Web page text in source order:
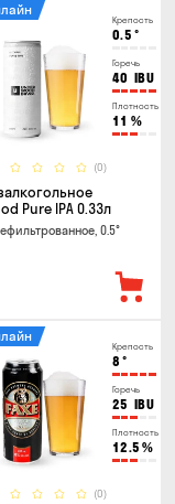
Крепость
0.5 °
Горечь
40 IBU
Плотность
11 %
(0)
Pure IPA 0.33л
0.5°
Крепость
8 °
Горечь
25 IBU
Плотность
12.5 %
(0)